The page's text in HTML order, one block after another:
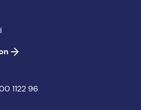
1122 96